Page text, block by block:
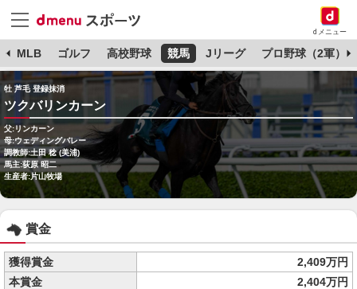
dメニュー
MLB ゴルフ 高校野球 競馬 Jリーグ プロ野球（2軍）
牡 芦毛 登録抹消
ツクバリンカーン
父:リンカーン
母:ウェディングバレー
調教師:土田 稔 (美浦)
馬主:荻原 昭二
生産者:片山牧場
賞金
獲得賞金
2,409万円
本賞金
2,404万円